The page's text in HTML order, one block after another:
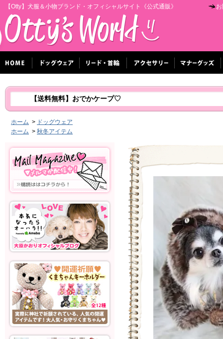
【Otty】犬服＆小物ブランド・オフィシャルサイト《公式通販》
【送料無料】おでかケープ♡
ホーム > ドッグウェア
ホーム > 秋冬アイテム